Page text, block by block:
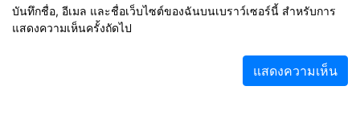
บันทึกชื่อ, อีเมล และชื่อเว็บไซต์ของฉันบนเบราว์เซอร์นี้ สำหรับการ
แสดงความเห็นครั้งถัดไป